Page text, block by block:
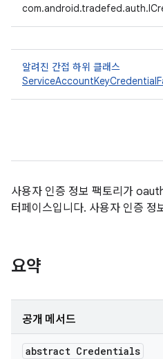
알려진 간접 하위 클래스
사용자 인증 정보 팩토리가
터페이스입니다. 사용자 인증 정
요약
공개 메서드
abstract Credentials